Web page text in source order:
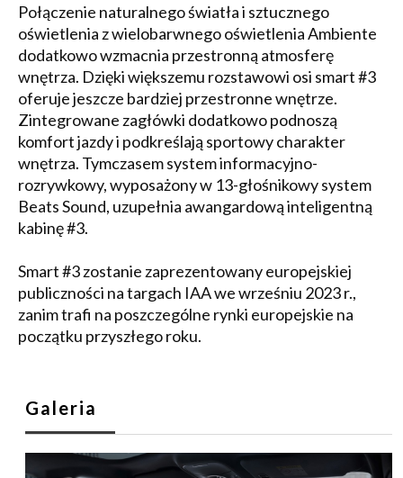
Połączenie naturalnego światła i sztucznego
oświetlenia z wielobarwnego oświetlenia Ambiente
dodatkowo wzmacnia przestronną atmosferę
wnętrza. Dzięki większemu rozstawowi osi smart #3
oferuje jeszcze bardziej przestronne wnętrze.
Zintegrowane zagłówki dodatkowo podnoszą
komfort jazdy i podkreślają sportowy charakter
wnętrza. Tymczasem system informacyjno-
rozrywkowy, wyposażony w 13-głośnikowy system
Beats Sound, uzupełnia awangardową inteligentną
kabinę #3.
Smart #3 zostanie zaprezentowany europejskiej
publiczności na targach IAA we wrześniu 2023 r.,
zanim trafi na poszczególne rynki europejskie na
początku przyszłego roku.
Galeria